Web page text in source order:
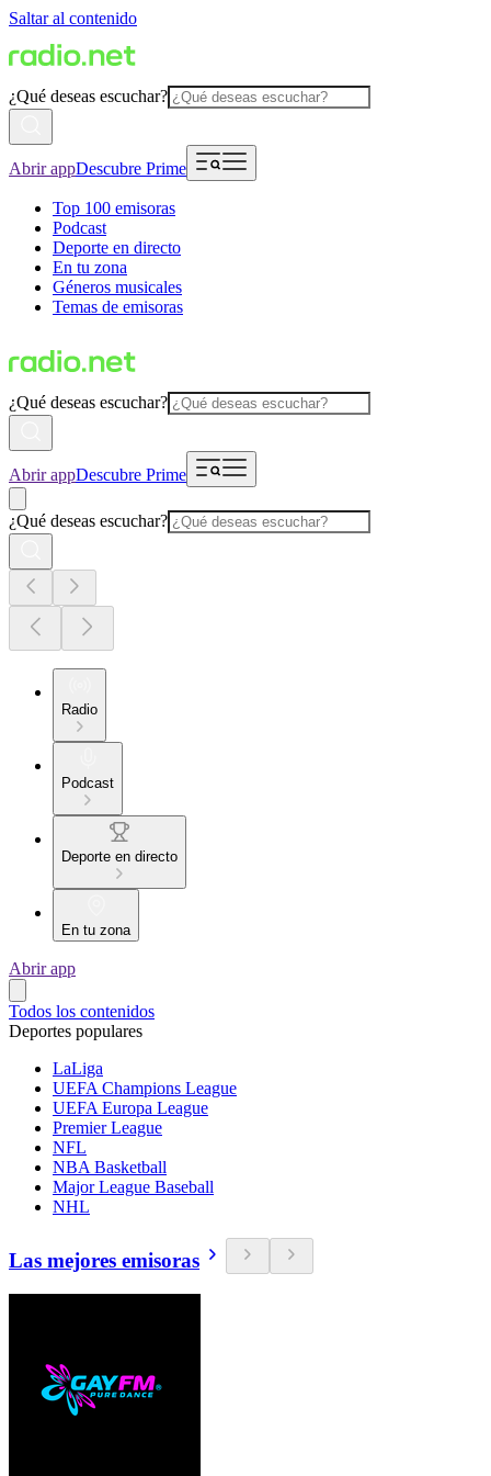
Saltar al contenido
¿Qué deseas escuchar?
Abrir appDescubre Prime
Top 100 emisoras
Podcast
Deporte en directo
En tu zona
Géneros musicales
Temas de emisoras
¿Qué deseas escuchar?
Abrir appDescubre Prime
¿Qué deseas escuchar?
Radio
Podcast
Deporte en directo
En tu zona
Abrir app
Todos los contenidos
Deportes populares
LaLiga
UEFA Champions League
UEFA Europa League
Premier League
NFL
NBA Basketball
Major League Baseball
NHL
Las mejores emisoras